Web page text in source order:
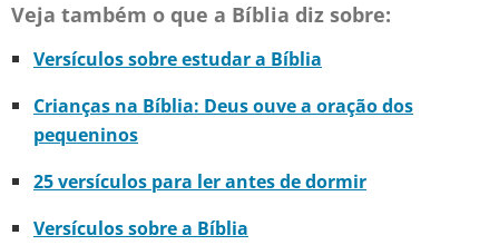
Veja também o que a Bíblia diz sobre:
Versículos sobre estudar a Bíblia
Crianças na Bíblia: Deus ouve a oração dos
pequeninos
25 versículos para ler antes de dormir
Versículos sobre a Bíblia